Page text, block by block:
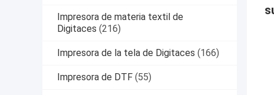
Impresora de materia textil de
Digitaces (216)
Impresora de la tela de Digitaces (166)
Impresora de DTF (55)